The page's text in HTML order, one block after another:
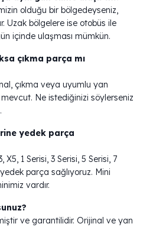
olduğu bir bölgedeyseniz,
Uzak bölgelere ise otobüs ile
içinde ulaşması mümkün.
çıkma parça mı
çıkma veya uyumlu yan
Ne istediğinizi söylerseniz
yedek parça
X5, 1 Serisi, 3 Serisi, 5 Serisi, 7
parça sağlıyoruz. Mini
vardır.
ve garantilidir. Orijinal ve yan